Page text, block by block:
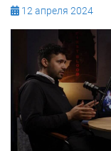
12 апреля 2024